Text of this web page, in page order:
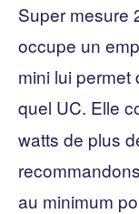
Super mesure
occupe un
mini lui permet
quel UC. Elle
watts de plus
au minimum